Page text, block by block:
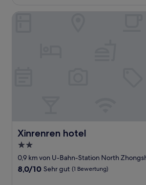
Xinrenren hotel
Xinrenren hotel
2.0-
Sterne-
Unterkunft
0,9 km von U-Bahn-Station North
8.0
8,0/10 Sehr gut (1 Bewertung)